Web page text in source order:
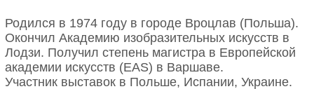
Родился в 1974 году в городе Вроцлав (Польша).
Окончил Академию изобразительных искусств в
Лодзи. Получил степень магистра в Европейской
академии искусств (EAS) в Варшаве.
Участник выставок в Польше, Испании, Украине.